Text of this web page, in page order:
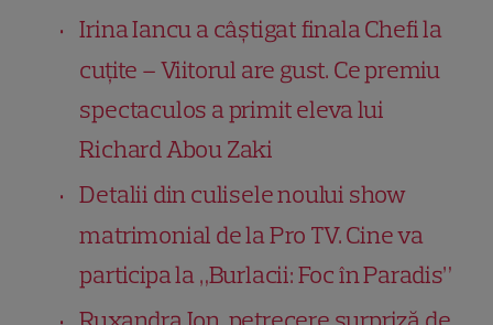
Irina Iancu a câștigat finala Chefi la
cuțite – Viitorul are gust. Ce premiu
spectaculos a primit eleva lui
Richard Abou Zaki
Detalii din culisele noului show
matrimonial de la Pro TV. Cine va
participa la „Burlacii: Foc în Paradis”